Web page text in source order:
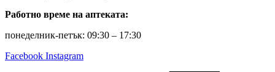
Работно време на аптеката:
понеделник-петък: 09:30 – 17:30
Facebook Instagram